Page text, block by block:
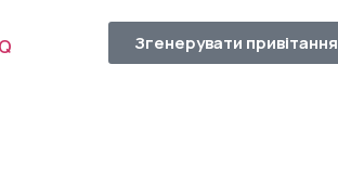
Згенерувати привітання